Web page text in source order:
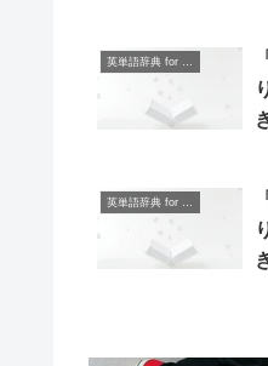
英単語辞典 for Beginners
英単語辞典 for Beginners